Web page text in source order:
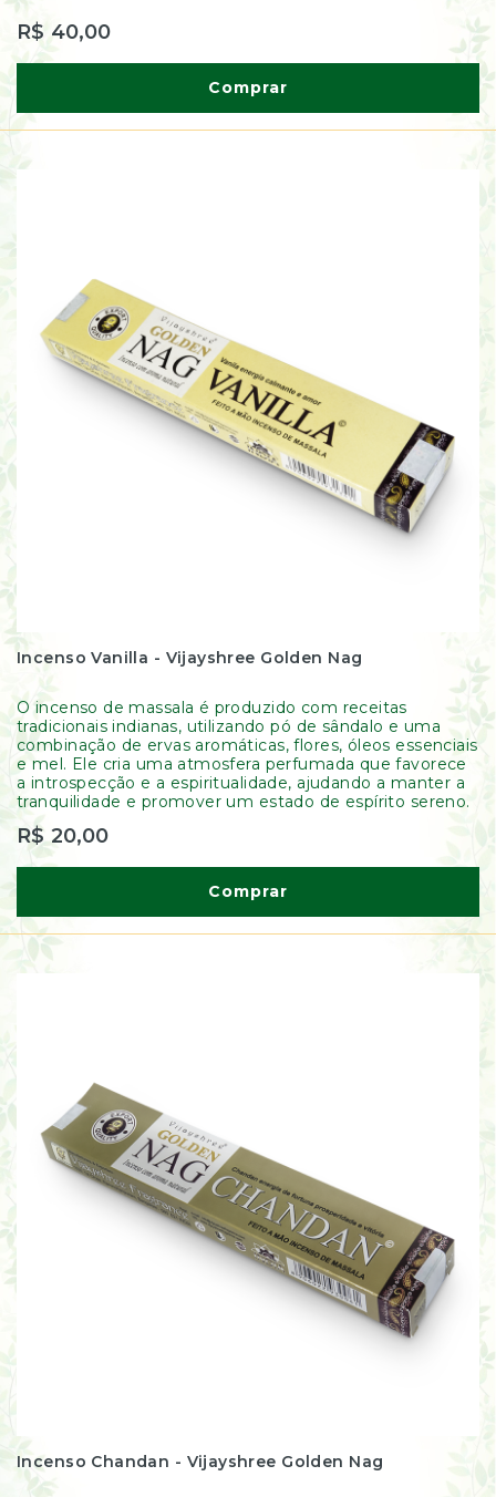
R$ 40,00
Comprar
Incenso Vanilla - Vijayshree Golden Nag
O incenso de massala é produzido com receitas
tradicionais indianas, utilizando pó de sândalo e uma
combinação de ervas aromáticas, flores, óleos essenciais
e mel. Ele cria uma atmosfera perfumada que favorece
a introspecção e a espiritualidade, ajudando a manter a
tranquilidade e promover um estado de espírito sereno.
R$ 20,00
Comprar
Incenso Chandan - Vijayshree Golden Nag